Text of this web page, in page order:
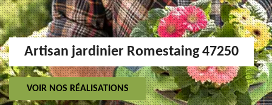
Artisan jardinier Romestaing 47250
VOIR NOS RÉALISATIONS